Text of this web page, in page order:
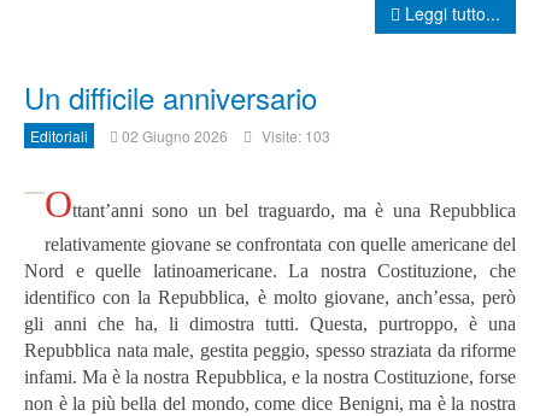
Leggi tutto...
Un difficile anniversario
Editoriali 02 Giugno 2026 Visite: 103
Ottant’anni sono un bel traguardo, ma è una Repubblica
relativamente giovane se confrontata con quelle americane del
Nord e quelle latinoamericane. La nostra Costituzione, che
identifico con la Repubblica, è molto giovane, anch’essa, però
gli anni che ha, li dimostra tutti. Questa, purtroppo, è una
Repubblica nata male, gestita peggio, spesso straziata da riforme
infami. Ma è la nostra Repubblica, e la nostra Costituzione, forse
non è la più bella del mondo, come dice Benigni, ma è la nostra